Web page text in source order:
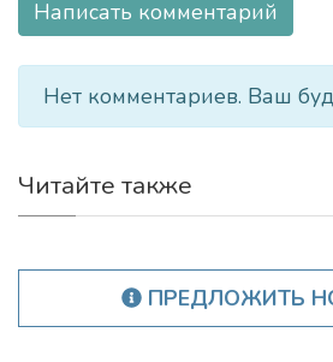
Написать комментарий
Нет комментариев. Ваш
Читайте также
ПРЕДЛОЖИТЬ